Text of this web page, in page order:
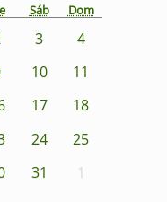
Sáb Dom
3
4
10
11
17
18
24
25
31 1